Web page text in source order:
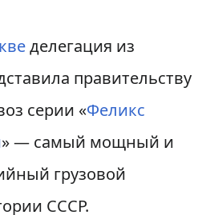
делегация из
правительству
серии «Феликс
» — самый мощный и
грузовой
СССР.